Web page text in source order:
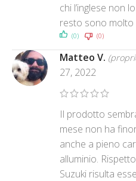
chi l’inglese non
resto sono molto
(0) (0)
Matteo V.
27, 2022
Il prodotto
mese non ha
anche a pieno
alluminio.
Suzuki risulta